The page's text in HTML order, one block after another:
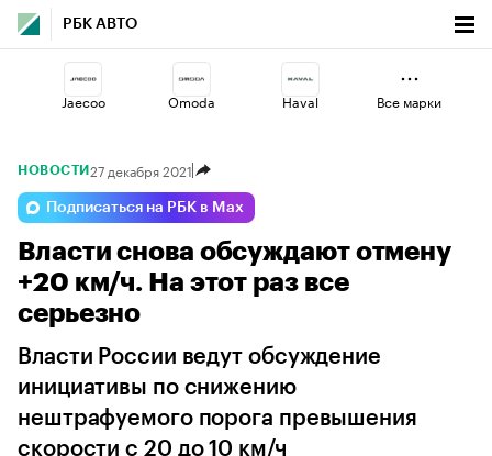
РБК АВТО
Jaecoo Omoda Haval
Geely Volga
Esteo Voyah Changan
Все марки
НОВОСТИ 27 декабря 2021
Подписаться на РБК в Max
Власти снова обсуждают отмену
+20 км/ч. На этот раз все
серьезно
Власти России ведут обсуждение
инициативы по снижению
нештрафуемого порога превышения
скорости с 20 до 10 км/ч